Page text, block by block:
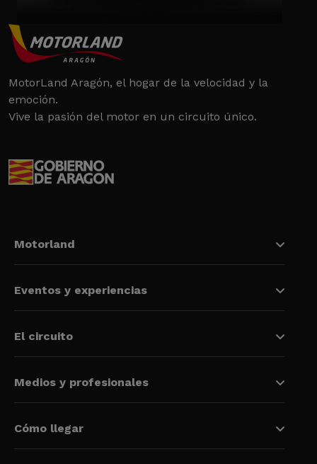
MotorLand Aragón, el hogar de la velocidad y la
emoción.
Vive la pasión del motor en un circuito único.
Motorland
Eventos y experiencias
El circuito
Medios y profesionales
Cómo llegar